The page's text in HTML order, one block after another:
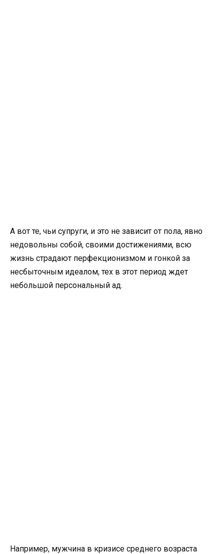
А вот те, чьи супруги, и это не зависит от пола, явно
недовольны собой, своими достижениями, всю
жизнь страдают перфекционизмом и гонкой за
несбыточным идеалом, тех в этот период ждет
небольшой персональный ад.
Например, мужчина в кризисе среднего возраста